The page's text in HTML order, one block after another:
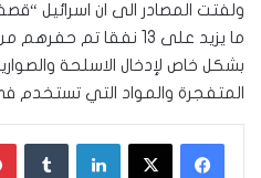
ولفتت المصادر الى ان اسرائيل
ما يزيد على 13 نفقا
بشكل خاص لإدخال الاسلحة
المتفجرة والمواد التي تستخدم
لينكدإن